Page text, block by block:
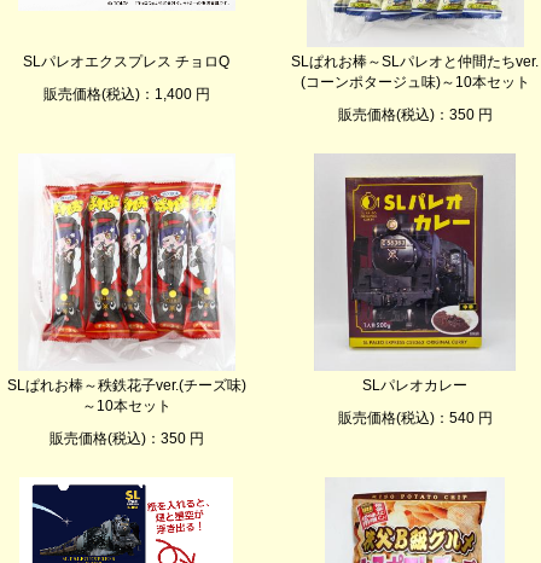
SLパレオエクスプレス チョロQ
販売価格(税込)：1,400 円
SLぱれお棒～SLパレオと仲間たちver.
(コーンポタージュ味)～10本セット
販売価格(税込)：350 円
SLぱれお棒～秩鉄花子ver.(チーズ味)
～10本セット
販売価格(税込)：350 円
SLパレオカレー
販売価格(税込)：540 円